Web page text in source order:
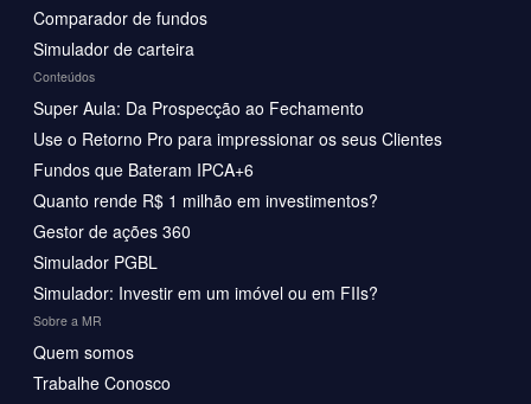
Comparador de fundos
Simulador de carteira
Conteúdos
Super Aula: Da Prospecção ao Fechamento
Use o Retorno Pro para impressionar os seus Clientes
Fundos que Bateram IPCA+6
Quanto rende R$ 1 milhão em investimentos?
Gestor de ações 360
Simulador PGBL
Simulador: Investir em um imóvel ou em FIIs?
Sobre a MR
Quem somos
Trabalhe Conosco